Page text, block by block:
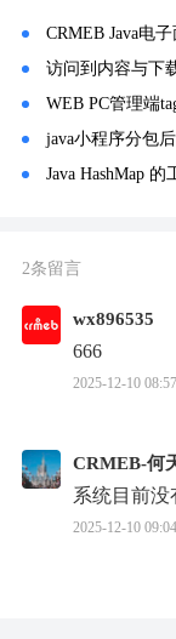
CRMEB Java电
访问到内容与下载
WEB PC管理端
java小程序分包
Java HashMap
2条留言
wx896535
666
2025-12-10
CRMEB-何
系统目前没
2025-12-10